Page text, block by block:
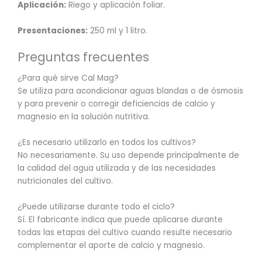
Aplicación: Riego y aplicación foliar.
Presentaciones: 250 ml y 1 litro.
Preguntas frecuentes
¿Para qué sirve Cal Mag?
Se utiliza para acondicionar aguas blandas o de ósmosis
y para prevenir o corregir deficiencias de calcio y
magnesio en la solución nutritiva.
¿Es necesario utilizarlo en todos los cultivos?
No necesariamente. Su uso depende principalmente de
la calidad del agua utilizada y de las necesidades
nutricionales del cultivo.
¿Puede utilizarse durante todo el ciclo?
Sí. El fabricante indica que puede aplicarse durante
todas las etapas del cultivo cuando resulte necesario
complementar el aporte de calcio y magnesio.